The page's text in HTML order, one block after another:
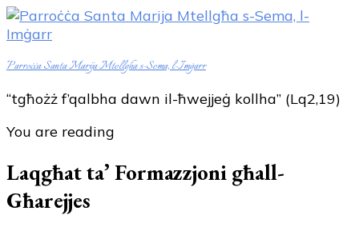
Parroċċa Santa Marija Mtellgħa s-Sema, l-Imġarr
“tgħożż f’qalbha dawn il-ħwejjeġ kollha” (Lq2,19)
You are reading
Laqgħat ta’ Formazzjoni għall-
Għarejjes